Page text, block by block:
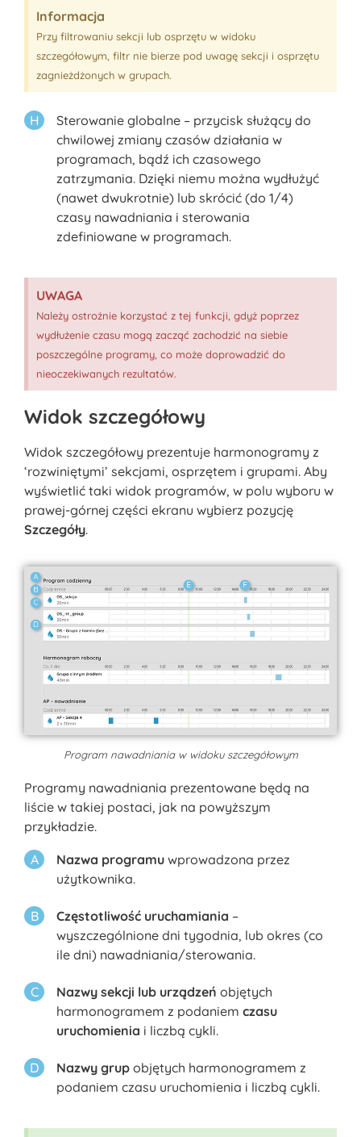
Informacja
Przy filtrowaniu sekcji lub osprzętu w widoku
szczegółowym, filtr nie bierze pod uwagę sekcji i osprzętu
zagnieżdżonych w grupach.
Sterowanie globalne – przycisk służący do
chwilowej zmiany czasów działania w
programach, bądź ich czasowego
zatrzymania. Dzięki niemu można wydłużyć
(nawet dwukrotnie) lub skrócić (do 1/4)
czasy nawadniania i sterowania
zdefiniowane w programach.
UWAGA
Należy ostrożnie korzystać z tej funkcji, gdyż poprzez
wydłużenie czasu mogą zacząć zachodzić na siebie
poszczególne programy, co może doprowadzić do
nieoczekiwanych rezultatów.
Widok szczegółowy
Widok szczegółowy prezentuje harmonogramy z
‘rozwiniętymi’ sekcjami, osprzętem i grupami. Aby
wyświetlić taki widok programów, w polu wyboru w
prawej-górnej części ekranu wybierz pozycję
Szczegóły.
Program nawadniania w widoku szczegółowym
Programy nawadniania prezentowane będą na
liście w takiej postaci, jak na powyższym
przykładzie.
Nazwa programu wprowadzona przez
użytkownika.
Częstotliwość uruchamiania –
wyszczególnione dni tygodnia, lub okres (co
ile dni) nawadniania/sterowania.
Nazwy sekcji lub urządzeń objętych
harmonogramem z podaniem czasu
uruchomienia i liczbą cykli.
Nazwy grup objętych harmonogramem z
podaniem czasu uruchomienia i liczbą cykli.